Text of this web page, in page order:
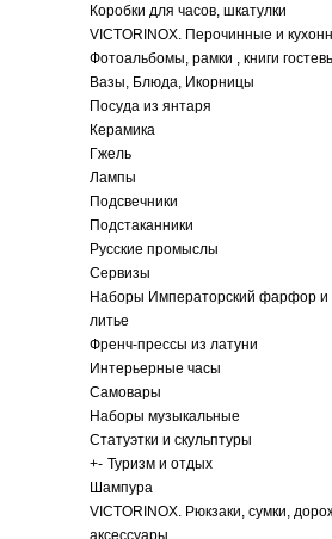
Коробки для часов, шкатулки
VICTORINOX. Перочинные и
Фотоальбомы, рамки , книги
Вазы, Блюда, Икорницы
Посуда из янтаря
Керамика
Гжель
Лампы
Подсвечники
Подстаканники
Русские промыслы
Сервизы
Наборы Императорский фарфор и
литье
Френч-прессы из латуни
Интерьерные часы
Самовары
Наборы музыкальные
Статуэтки и скульптуры
+- Туризм и отдых
Шампура
VICTORINOX. Рюкзаки, сумки,
аксессуары